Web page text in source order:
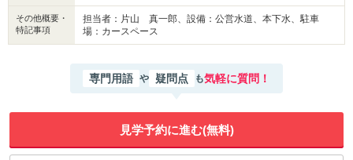
その他概要・
特記事項
担当者：片山 真一郎、設備：公営水道、本下水、駐車
場：カースペース
専門用語 や 疑問点 も気軽に質問！
見学予約に進む(無料)